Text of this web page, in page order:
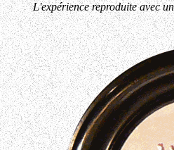
L'expérience reproduite avec